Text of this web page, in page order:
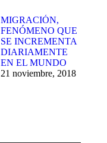
MIGRACIÓN,
FENÓMENO QUE
SE INCREMENTA
DIARIAMENTE
EN EL MUNDO
21 noviembre, 2018